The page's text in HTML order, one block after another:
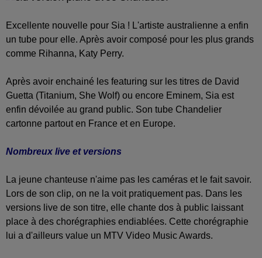
Excellente nouvelle pour Sia ! L'artiste australienne a enfin
un tube pour elle. Après avoir composé pour les plus grands
comme Rihanna, Katy Perry.
Après avoir enchainé les featuring sur les titres de David
Guetta (Titanium, She Wolf) ou encore Eminem, Sia est
enfin dévoilée au grand public. Son tube Chandelier
cartonne partout en France et en Europe.
Nombreux live et versions
La jeune chanteuse n'aime pas les caméras et le fait savoir.
Lors de son clip, on ne la voit pratiquement pas. Dans les
versions live de son titre, elle chante dos à public laissant
place à des chorégraphies endiablées. Cette chorégraphie
lui a d'ailleurs value un MTV Video Music Awards.